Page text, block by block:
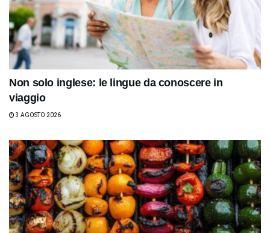
Non solo inglese: le lingue da conoscere in
viaggio
3 AGOSTO 2026